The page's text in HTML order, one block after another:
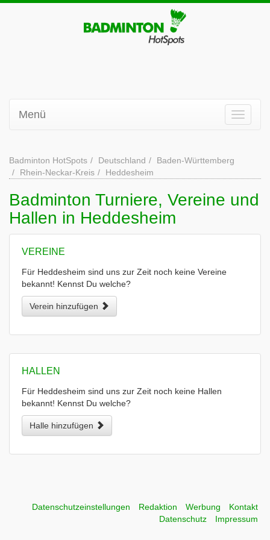
Menü
Badminton HotSpots Deutschland
Baden-Württemberg
Rhein-Neckar-Kreis
Heddesheim
Badminton Turniere, Vereine und
Hallen in Heddesheim
VEREINE
Für Heddesheim sind uns zur Zeit noch keine Vereine
bekannt! Kennst Du welche?
Verein hinzufügen
HALLEN
Für Heddesheim sind uns zur Zeit noch keine Hallen
bekannt! Kennst Du welche?
Halle hinzufügen
Datenschutzeinstellungen Redaktion Werbung
Kontakt
Datenschutz
Impressum